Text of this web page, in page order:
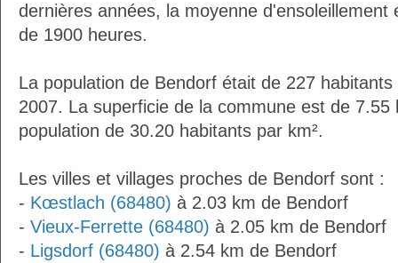
dernières années, la moyenne d'ensoleillement
de 1900 heures.
La population de Bendorf était de 227
2007. La superficie de la commune est de 7.55
population de 30.20 habitants par km².
Les villes et villages proches de Bendorf sont :
- Kœstlach (68480) à 2.03 km de Bendorf
- Vieux-Ferrette (68480) à 2.05 km de Bendorf
- Ligsdorf (68480) à 2.54 km de Bendorf